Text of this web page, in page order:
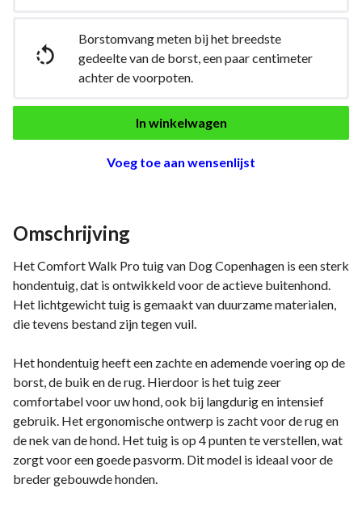

Borstomvang meten bij het breedste
gedeelte van de borst, een paar centimeter
achter de voorpoten.
In winkelwagen
Voeg toe aan wensenlijst
Omschrijving
Het Comfort Walk Pro tuig van Dog Copenhagen is een sterk
hondentuig, dat is ontwikkeld voor de actieve buitenhond.
Het lichtgewicht tuig is gemaakt van duurzame materialen,
die tevens bestand zijn tegen vuil.
Het hondentuig heeft een zachte en ademende voering op de
borst, de buik en de rug. Hierdoor is het tuig zeer
comfortabel voor uw hond, ook bij langdurig en intensief
gebruik. Het ergonomische ontwerp is zacht voor de rug en
de nek van de hond. Het tuig is op 4 punten te verstellen, wat
zorgt voor een goede pasvorm. Dit model is ideaal voor de
breder gebouwde honden.